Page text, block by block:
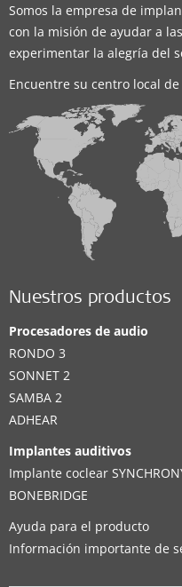
Somos la empresa de
con la misión de ayudar a
experimentar la alegría del
Encuentre su centro local de
Nuestros productos
Procesadores de audio
RONDO 3
SONNET 2
SAMBA 2
ADHEAR
Implantes auditivos
Implante coclear
BONEBRIDGE
Ayuda para el producto
Información importante de